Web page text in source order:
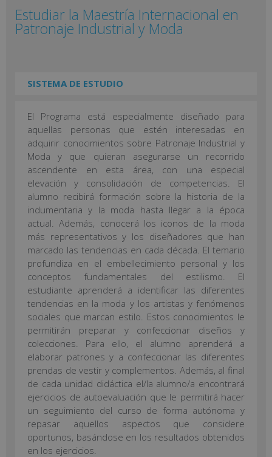
Estudiar la Maestría Internacional en
Patronaje Industrial y Moda
SISTEMA DE ESTUDIO
El Programa está especialmente diseñado para
aquellas personas que estén interesadas en
adquirir conocimientos sobre Patronaje Industrial y
Moda y que quieran asegurarse un recorrido
ascendente en esta área, con una especial
elevación y consolidación de competencias. El
alumno recibirá formación sobre la historia de la
indumentaria y la moda hasta llegar a la época
actual. Además, conocerá los iconos de la moda
más representativos y los diseñadores que han
marcado las tendencias en cada década. El temario
profundiza en el embellecimiento personal y los
conceptos fundamentales del estilismo. El
estudiante aprenderá a identificar las diferentes
tendencias en la moda y los artistas y fenómenos
sociales que marcan estilo. Estos conocimientos le
permitirán preparar y confeccionar diseños y
colecciones. Para ello, el alumno aprenderá a
elaborar patrones y a confeccionar las diferentes
prendas de vestir y complementos. Además, al final
de cada unidad didáctica el/la alumno/a encontrará
ejercicios de autoevaluación que le permitirá hacer
un seguimiento del curso de forma autónoma y
repasar aquellos aspectos que considere
oportunos, basándose en los resultados obtenidos
en los ejercicios.